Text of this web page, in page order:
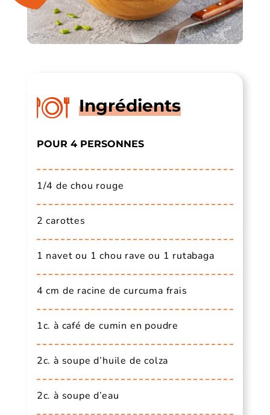
Ingrédients
POUR 4 PERSONNES
1/4 de chou rouge
2 carottes
1 navet ou 1 chou rave ou 1 rutabaga
4 cm de racine de curcuma frais
1c. à café de cumin en poudre
2c. à soupe d’huile de colza
2c. à soupe d’eau